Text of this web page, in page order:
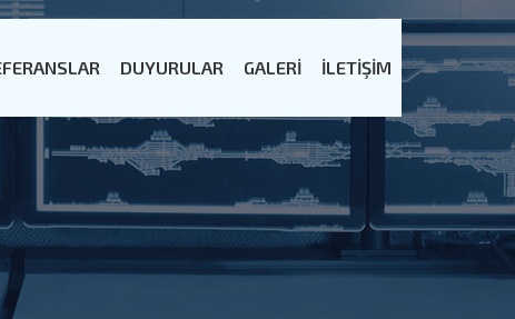
DUYURULAR GALERİ İLETİŞİM